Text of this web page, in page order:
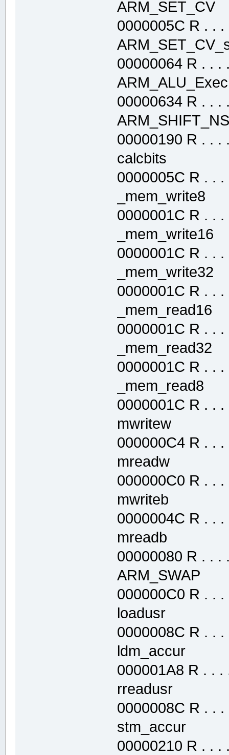
0000005C R . . .
00000064 R . . .
00000634 R . . .
00000190 R . . .
calcbits
0000005C R . . .
0000001C R . . .
0000001C R . . .
0000001C R . . .
0000001C R . . .
0000001C R . . .
0000001C R . . .
mwritew
000000C4 R . . .
mreadw
000000C0 R . . .
mwriteb
0000004C R . . .
mreadb
00000080 R . . .
000000C0 R . . .
loadusr
0000008C R . . .
ldm_accur
000001A8 R . . .
rreadusr
0000008C R . . .
stm_accur
00000210 R . . .